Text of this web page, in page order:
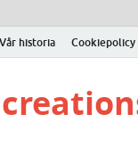
Vår historia Cookiepolicy